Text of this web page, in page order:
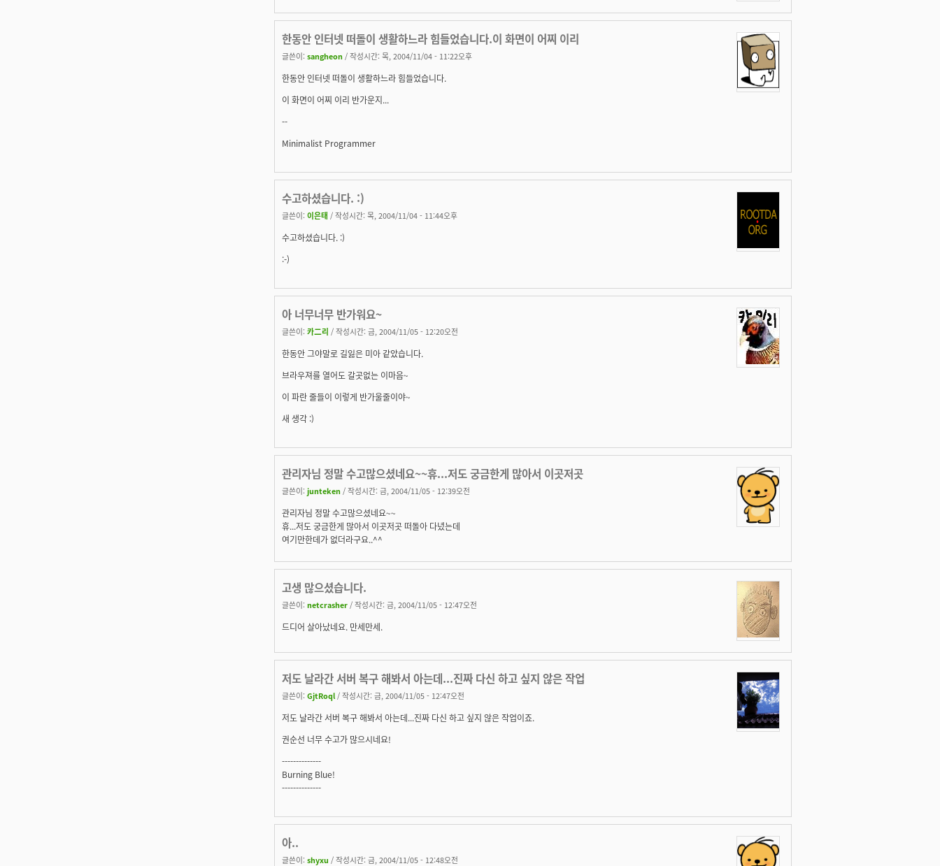
한동안 인터넷 떠돌이 생활하느라 힘들었습니다.이 화면이 어찌 이리
글쓴이: sangheon / 작성시간: 목, 2004/11/04 - 11:22오후
한동안 인터넷 떠돌이 생활하느라 힘들었습니다.
이 화면이 어찌 이리 반가운지...
--
Minimalist Programmer
수고하셨습니다. :)
글쓴이: 이은태 / 작성시간: 목, 2004/11/04 - 11:44오후
수고하셨습니다. :)
:-)
아 너무너무 반가워요~
글쓴이: 카二리 / 작성시간: 금, 2004/11/05 - 12:20오전
한동안 그야말로 길잃은 미아 같았습니다.
브라우져를 열어도 갈곳없는 이마음~
이 파란 줄들이 이렇게 반가울줄이야~
새 생각 :)
관리자님 정말 수고많으셨네요~~휴...저도 궁금한게 많아서 이곳저곳
글쓴이: junteken / 작성시간: 금, 2004/11/05 - 12:39오전
관리자님 정말 수고많으셨네요~~
휴...저도 궁금한게 많아서 이곳저곳 떠돌아 다녔는데
여기만한데가 없더라구요..^^
고생 많으셨습니다.
글쓴이: netcrasher / 작성시간: 금, 2004/11/05 - 12:47오전
드디어 살아났네요. 만세만세.
저도 날라간 서버 복구 해봐서 아는데...진짜 다신 하고 싶지 않은 작업
글쓴이: GjtRoql / 작성시간: 금, 2004/11/05 - 12:47오전
저도 날라간 서버 복구 해봐서 아는데...진짜 다신 하고 싶지 않은 작업이죠.
권순선 너무 수고가 많으시네요!
--------------
Burning Blue!
--------------
아..
글쓴이: shyxu / 작성시간: 금, 2004/11/05 - 12:48오전